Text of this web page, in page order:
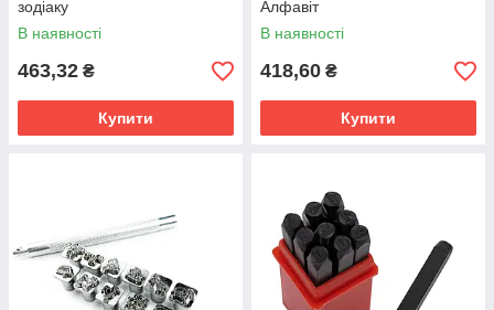
зодіаку
В наявності
463,32 ₴
Купити
Алфавіт
В наявності
418,60 ₴
Купити